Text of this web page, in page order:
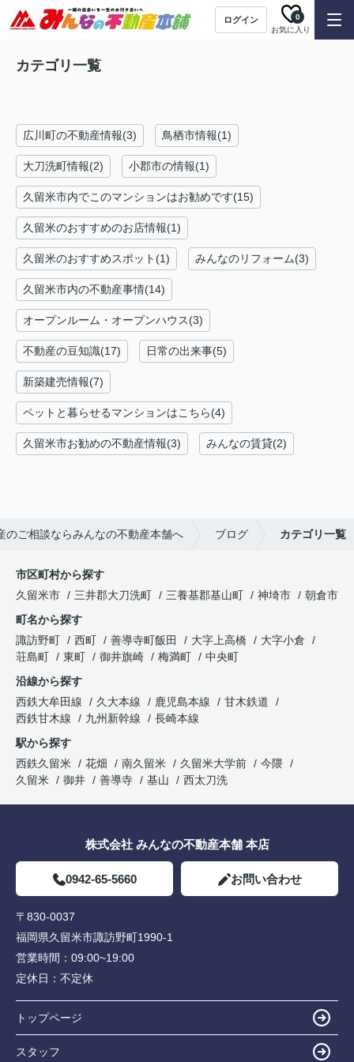
ログイン
お気に入り
0
カテゴリ一覧
広川町の不動産情報(3) 鳥栖市情報(1)
大刀洗町情報(2) 小郡市の情報(1)
久留米市内でこのマンションはお勧めです(15)
久留米のおすすめのお店情報(1)
久留米のおすすめスポット(1) みんなのリフォーム(3)
久留米市内の不動産事情(14)
オープンルーム・オープンハウス(3)
不動産の豆知識(17) 日常の出来事(5)
新築建売情報(7)
ペットと暮らせるマンションはこちら(4)
久留米市お勧めの不動産情報(3) みんなの賃貸(2)
のご相談ならみんなの不動産本舗へ ブログ カテゴリ一覧
市区町村から探す
久留米市
三井郡大刀洗町 三養基郡基山町 神埼市
朝倉市
町名から探す
諏訪野町
西町 善導寺町飯田 大字上高橋
大字小倉
荘島町
東町 御井旗崎 梅満町
中央町
沿線から探す
西鉄大牟田線
久大本線 鹿児島本線
甘木鉄道
西鉄甘木線
九州新幹線
長崎本線
駅から探す
西鉄久留米
花畑 南久留米 久留米大学前
今隈
久留米
御井 善導寺 基山 西太刀洗
株式会社 みんなの不動産本舗 本店
0942-65-5660 お問い合わせ
〒830-0037
福岡県久留米市諏訪野町1990-1
営業時間： 09:00~19:00
定休日： 不定休
トップページ
スタッフ